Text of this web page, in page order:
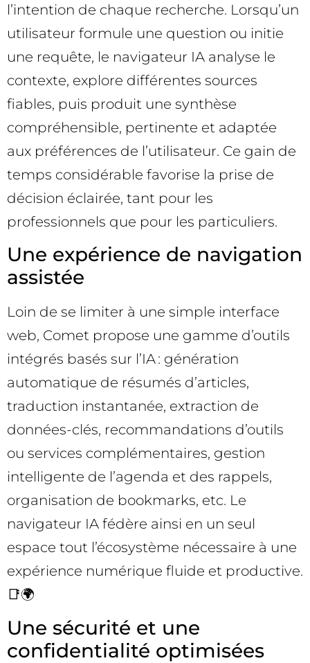
l’intention de chaque recherche. Lorsqu’un
utilisateur formule une question ou initie
une requête, le navigateur IA analyse le
contexte, explore différentes sources
fiables, puis produit une synthèse
compréhensible, pertinente et adaptée
aux préférences de l’utilisateur. Ce gain de
temps considérable favorise la prise de
décision éclairée, tant pour les
professionnels que pour les particuliers.
Une expérience de navigation
assistée
Loin de se limiter à une simple interface
web, Comet propose une gamme d’outils
intégrés basés sur l’IA : génération
automatique de résumés d’articles,
traduction instantanée, extraction de
données-clés, recommandations d’outils
ou services complémentaires, gestion
intelligente de l’agenda et des rappels,
organisation de bookmarks, etc. Le
navigateur IA fédère ainsi en un seul
espace tout l’écosystème nécessaire à une
expérience numérique fluide et productive.
📑🌍
Une sécurité et une
confidentialité optimisées